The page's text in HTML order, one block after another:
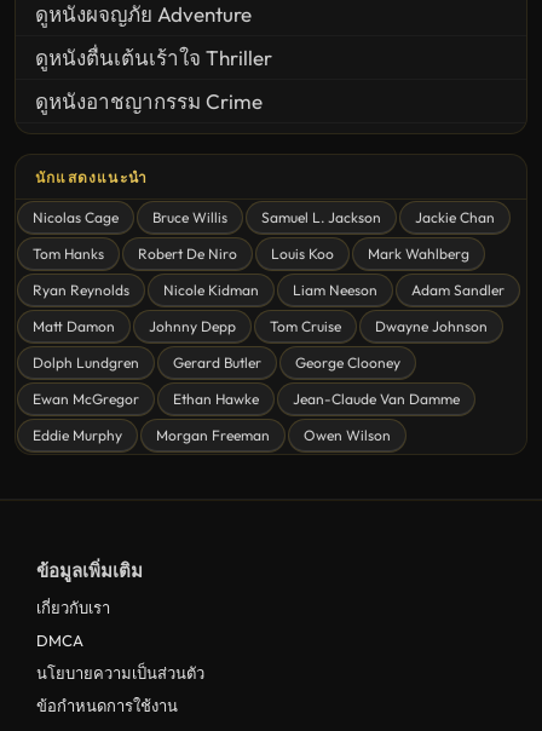
ดูหนังผจญภัย Adventure
ดูหนังตื่นเต้นเร้าใจ Thriller
ดูหนังอาชญากรรม Crime
ดูหนังสยองขวัญ Horror
ดูหนังโรแมนติก Romance
หนังชีวิต
ดูหนังแฟนตาซี Fantasy
ดูหนังลึกลับ Mystery
ดูหนังอนิเมชั่น Animation
ดูหนังไซไฟ Sci-Fi
ดูหนังญี่ปุ่น Japan
ดูหนังชีวประวัติ Biography
ดูหนังเกาหลีใต้ South Korea
นักแสดงแนะนำ
Nicolas Cage Bruce Willis Samuel L. Jackson
Jackie Chan
Tom Hanks
Robert De Niro Louis Koo
Mark Wahlberg
Ryan Reynolds
Nicole Kidman Liam Neeson
Adam Sandler
Matt Damon
Johnny Depp Tom Cruise
Dwayne Johnson
Dolph Lundgren
Gerard Butler
George Clooney
Ewan McGregor
Ethan Hawke
Jean-Claude Van Damme
Eddie Murphy
Morgan Freeman Owen Wilson
ข้อมูลเพิ่มเติม
เกี่ยวกับเรา
DMCA
นโยบายความเป็นส่วนตัว
ข้อกำหนดการใช้งาน